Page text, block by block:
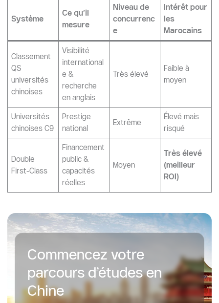
Système
Ce qu’il
mesure
Niveau de
concurrenc
e
Intérêt pour
les
Marocains
Classement
QS
universités
chinoises
Visibilité
international
e &
recherche
en anglais
Très élevé
Faible à
moyen
Universités
chinoises C9
Prestige
national
Extrême
Élevé mais
risqué
Double
First-Class
Financement
public &
capacités
réelles
Moyen
Très élevé
(meilleur
ROI)
Commencez votre
parcours d’études en
Chine